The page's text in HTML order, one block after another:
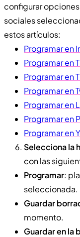
configurar
sociales
estos artículos:
Programar en
Programar en
Programar en
Programar en
Programar en
Programar en
Programar en
Selecciona la
con las
Programar:
seleccionada.
Guardar
momento.
Guardar en la